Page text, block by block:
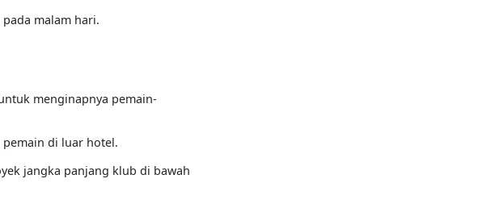
malam hari.
menginapnya pemain-
di luar hotel.
jangka panjang klub di bawah